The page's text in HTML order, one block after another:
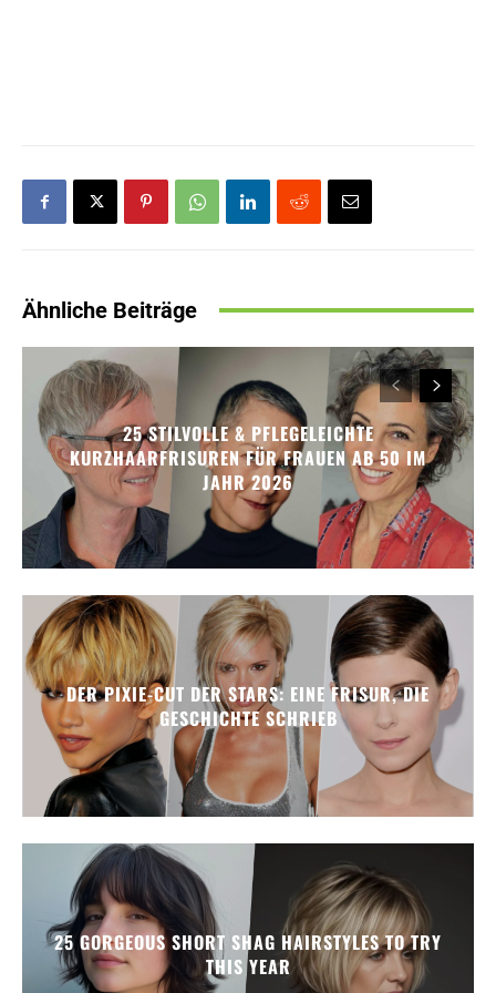
Ähnliche Beiträge
25 STILVOLLE & PFLEGELEICHTE
KURZHAARFRISUREN FÜR FRAUEN AB 50 IM
JAHR 2026
DER PIXIE-CUT DER STARS: EINE FRISUR, DIE
GESCHICHTE SCHRIEB
25 GORGEOUS SHORT SHAG HAIRSTYLES TO TRY
THIS YEAR